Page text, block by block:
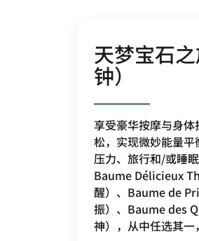
天梦宝石
钟）
享受豪华按摩与身
松，实现微妙能量
压力、旅行和/或睡
Baume Délicieux
醒）、Baume de
振）、Baume des
神），从中任选其一